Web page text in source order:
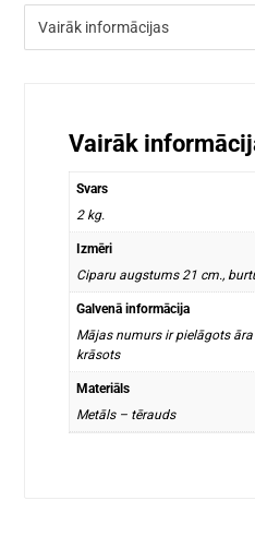
Vairāk
Svars
2 kg.
Izmēri
Ciparu augstums 21 cm.,
Galvenā informācija
Mājas numurs ir pielāgots
krāsots
Materiāls
Metāls – tērauds